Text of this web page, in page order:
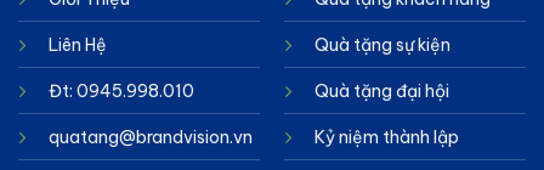
Liên Hệ
Đt: 0945.998.010
quatang@brandvision.vn
Quà tặng sự kiện
Quà tặng đại hội
Kỷ niệm thành lập